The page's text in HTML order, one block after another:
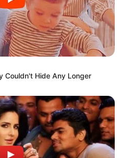
Couldn't Hide Any Longer